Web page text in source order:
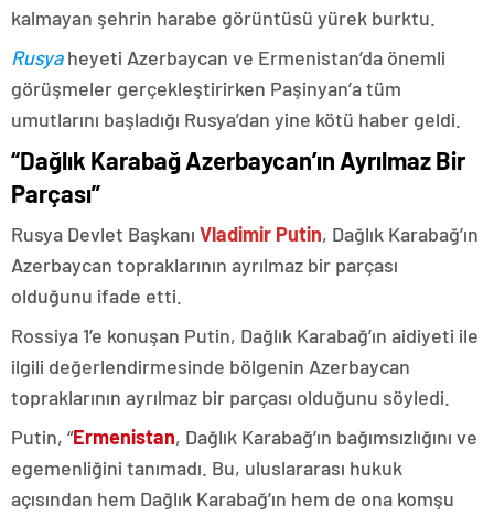
kalmayan şehrin harabe görüntüsü yürek burktu.
Rusyaheyeti Azerbaycan ve Ermenistan’da önemli
görüşmeler gerçekleştirirken Paşinyan’a tüm
umutlarını başladığı Rusya’dan yine kötü haber geldi.
“Dağlık Karabağ Azerbaycan’ın Ayrılmaz Bir
Parçası”
Rusya Devlet Başkanı Vladimir Putin, Dağlık Karabağ’ın
Azerbaycan topraklarının ayrılmaz bir parçası
olduğunu ifade etti.
Rossiya 1’e konuşan Putin, Dağlık Karabağ’ın aidiyeti ile
ilgili değerlendirmesinde bölgenin Azerbaycan
topraklarının ayrılmaz bir parçası olduğunu söyledi.
Putin, “Ermenistan, Dağlık Karabağ’ın bağımsızlığını ve
egemenliğini tanımadı. Bu, uluslararası hukuk
açısından hem Dağlık Karabağ’ın hem de ona komşu